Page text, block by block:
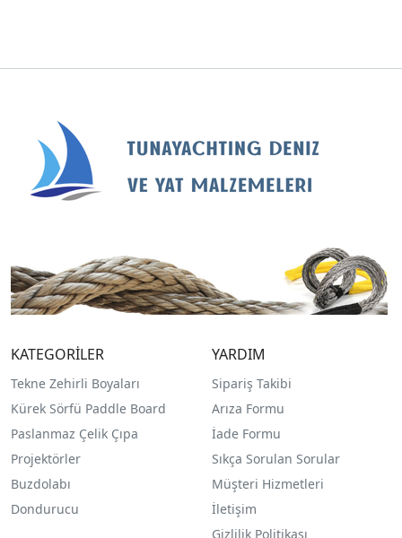
KATEGORİLER
Tekne Zehirli Boyaları
Kürek Sörfü Paddle Board
Paslanmaz Çelik Çıpa
Projektörler
Buzdolabı
Dondurucu
YARDIM
Sipariş Takibi
Arıza Formu
İade Formu
Sıkça Sorulan Sorular
Müşteri Hizmetleri
İletişim
Gizlilik Politikası